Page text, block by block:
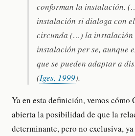
conforman la instalación.
instalación si dialoga con
circunda (…) la instalación
instalación per se, aunque
que se pueden adaptar a
(Iges, 1999).
Ya en esta definición, vemos cómo
abierta la posibilidad de que la
determinante, pero no exclusiva,